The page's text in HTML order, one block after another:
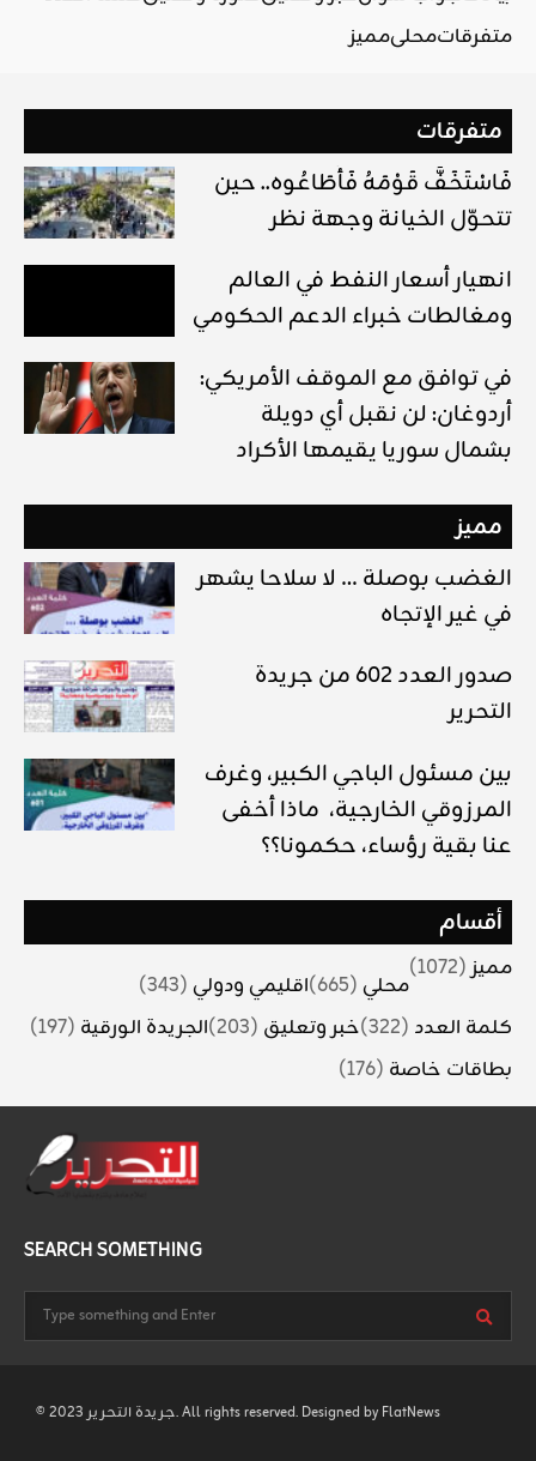
متفرقاتمحليمميز
متفرقات
فَاسْتَخَفَّ قَوْمَهُ فَأَطَاعُوه.. حين
تتحوّل الخيانة وجهة نظر
انهيار أسعار النفط في العالم
ومغالطات خبراء الدعم الحكومي
في توافق مع الموقف الأمريكي:
أردوغان: لن نقبل أي دويلة
بشمال سوريا يقيمها الأكراد
مميز
الغضب بوصلة … لا سلاحا يشهر
في غير الإتجاه
صدور العدد 602 من جريدة
التحرير
بين مسئول الباجي الكبير، وغرف
المرزوقي الخارجية، ماذا أخفى
عنا بقية رؤساء، حكمونا؟؟
أقسام
مميز(1072)
محلي (665) اقليمي ودولي (343)
كلمة العدد (322) خبر وتعليق (203) الجريدة الورقية (197)
بطاقات خاصة (176)
SEARCH SOMETHING
© 2023 جريدة التحرير. All rights reserved. Designed by FlatNews